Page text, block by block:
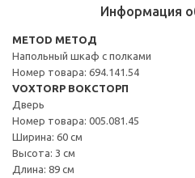
Информация
METOD МЕТОД
Напольный шкаф с полками
Номер товара: 694.141.54
VOXTORP ВОКСТОРП
Дверь
Номер товара: 005.081.45
Ширина: 60 см
Высота: 3 см
Длина: 89 см